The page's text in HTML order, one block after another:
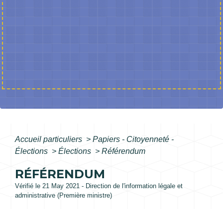
Accueil particuliers > Papiers - Citoyenneté -
Élections > Élections > Référendum
RÉFÉRENDUM
Vérifié le 21 May 2021 - Direction de l'information légale et
administrative (Première ministre)